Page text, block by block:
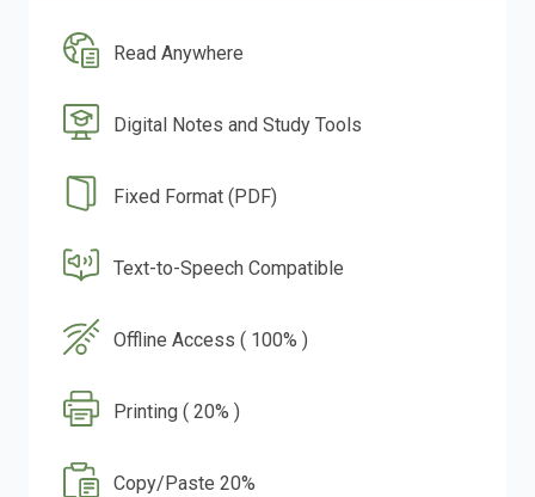
Read Anywhere
Digital Notes and Study Tools
Fixed Format (PDF)
Text-to-Speech Compatible
Offline Access ( 100% )
Printing ( 20% )
Copy/Paste 20%